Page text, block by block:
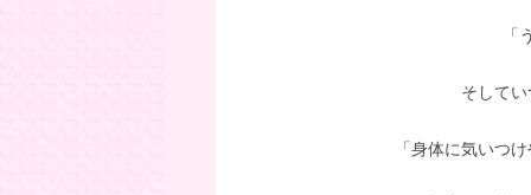
「
そして
「身体に気いつ